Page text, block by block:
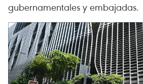
gubernamentales y embajadas.